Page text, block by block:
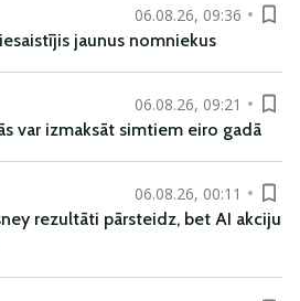
06.08.26, 09:36
jaunus nomniekus
06.08.26, 09:21
var izmaksāt simtiem eiro gadā
06.08.26, 00:11
rezultāti pārsteidz, bet AI akciju